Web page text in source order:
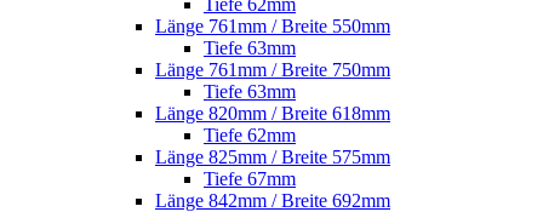
Tiefe 62mm
Länge 761mm / Breite 550mm
Tiefe 63mm
Länge 761mm / Breite 750mm
Tiefe 63mm
Länge 820mm / Breite 618mm
Tiefe 62mm
Länge 825mm / Breite 575mm
Tiefe 67mm
Länge 842mm / Breite 692mm